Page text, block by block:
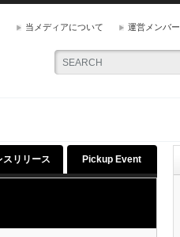
当メディアについて 運営メンバー
スリリース Pickup Event